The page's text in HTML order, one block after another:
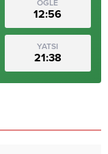
ÖĞLE
12:56
YATSI
21:38